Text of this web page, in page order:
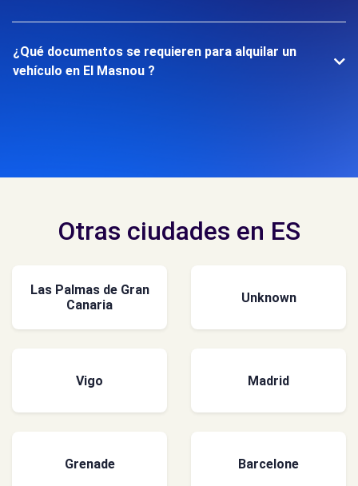
¿Qué documentos se requieren para alquilar un
vehículo en El Masnou ?
Otras ciudades en ES
Las Palmas de Gran
Canaria
Unknown
Vigo Madrid
Grenade Barcelone